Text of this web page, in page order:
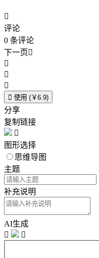

评论
0 条评论
下一页



 使用 (￥6.9)
分享
复制链接

图形选择
思维导图
主题
补充说明
AI生成

